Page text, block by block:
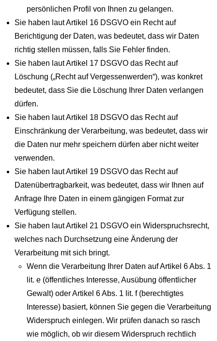
persönlichen Profil von Ihnen zu gelangen.
Sie haben laut Artikel 16 DSGVO ein Recht auf
Berichtigung der Daten, was bedeutet, dass wir Daten
richtig stellen müssen, falls Sie Fehler finden.
Sie haben laut Artikel 17 DSGVO das Recht auf
Löschung („Recht auf Vergessenwerden“), was konkret
bedeutet, dass Sie die Löschung Ihrer Daten verlangen
dürfen.
Sie haben laut Artikel 18 DSGVO das Recht auf
Einschränkung der Verarbeitung, was bedeutet, dass wir
die Daten nur mehr speichern dürfen aber nicht weiter
verwenden.
Sie haben laut Artikel 19 DSGVO das Recht auf
Datenübertragbarkeit, was bedeutet, dass wir Ihnen auf
Anfrage Ihre Daten in einem gängigen Format zur
Verfügung stellen.
Sie haben laut Artikel 21 DSGVO ein Widerspruchsrecht,
welches nach Durchsetzung eine Änderung der
Verarbeitung mit sich bringt.
Wenn die Verarbeitung Ihrer Daten auf Artikel 6 Abs. 1
lit. e (öffentliches Interesse, Ausübung öffentlicher
Gewalt) oder Artikel 6 Abs. 1 lit. f (berechtigtes
Interesse) basiert, können Sie gegen die Verarbeitung
Widerspruch einlegen. Wir prüfen danach so rasch
wie möglich, ob wir diesem Widerspruch rechtlich